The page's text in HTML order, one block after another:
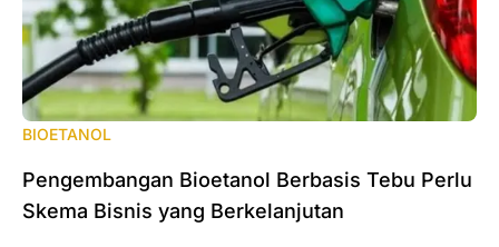
BIOETANOL
Pengembangan Bioetanol Berbasis Tebu Perlu
Skema Bisnis yang Berkelanjutan